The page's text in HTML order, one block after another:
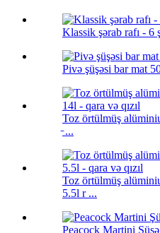
Klassik şərab rafı - 6
Pivə şüşəsi bar mat
Toz örtülmüş
̵ ...
Toz örtülmüş
5.5l r ...
Peacock Martini